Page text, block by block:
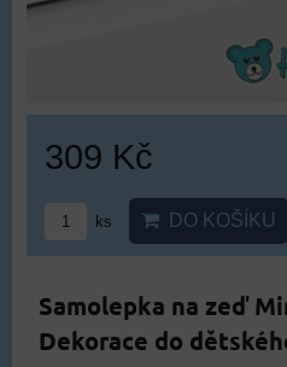
309 Kč
ks DO KOŠÍKU
Samolepka na zeď
Dekorace do